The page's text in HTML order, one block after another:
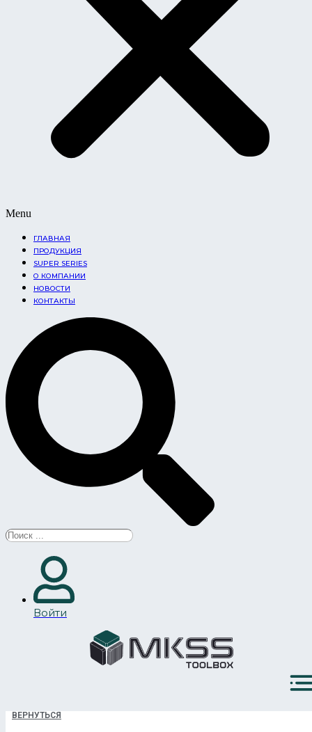
Menu
ГЛАВНАЯ
ПРОДУКЦИЯ
SUPER SERIES
О КОМПАНИИ
НОВОСТИ
КОНТАКТЫ
Search
Войти
ВЕРНУТЬСЯ